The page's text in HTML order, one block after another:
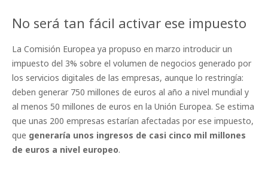
No será tan fácil activar ese impuesto
La Comisión Europea ya propuso en marzo introducir un
impuesto del 3% sobre el volumen de negocios generado por
los servicios digitales de las empresas, aunque lo restringía:
deben generar 750 millones de euros al año a nivel mundial y
al menos 50 millones de euros en la Unión Europea. Se estima
que unas 200 empresas estarían afectadas por ese impuesto,
que generaría unos ingresos de casi cinco mil millones
de euros a nivel europeo.